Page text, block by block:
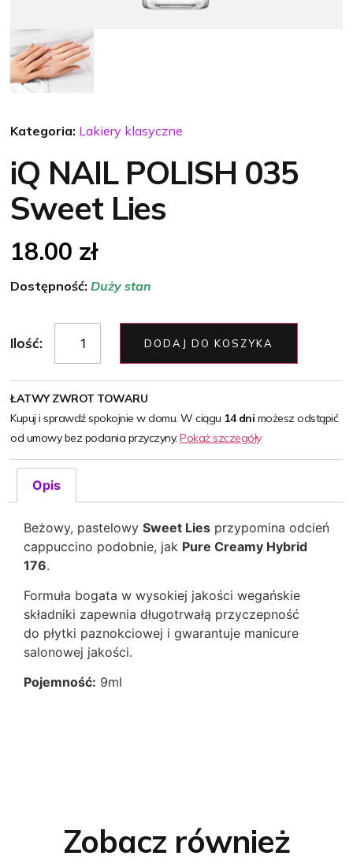
Kategoria: Lakiery klasyczne
iQ NAIL POLISH 035
Sweet Lies
18.00 zł
Dostępność:Duży stan
Ilość: DODAJ DO KOSZYKA
ŁATWY ZWROT TOWARU
Kupuj i sprawdź spokojnie w domu. W ciągu 14 dni możesz odstąpić
od umowy bez podania przyczyny.Pokaż szczegóły
Opis
Beżowy, pastelowy Sweet Lies przypomina odcień
cappuccino podobnie, jak Pure Creamy Hybrid
176.
Formuła bogata w wysokiej jakości wegańskie
składniki zapewnia długotrwałą przyczepność
do płytki paznokciowej i gwarantuje manicure
salonowej jakości.
Pojemność: 9ml
Zobacz również